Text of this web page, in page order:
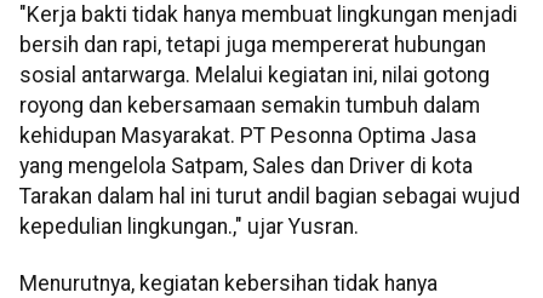
"Kerja bakti tidak hanya membuat lingkungan menjadi
bersih dan rapi, tetapi juga mempererat hubungan
sosial antarwarga. Melalui kegiatan ini, nilai gotong
royong dan kebersamaan semakin tumbuh dalam
kehidupan Masyarakat. PT Pesonna Optima Jasa
yang mengelola Satpam, Sales dan Driver di kota
Tarakan dalam hal ini turut andil bagian sebagai wujud
kepedulian lingkungan.," ujar Yusran.
Menurutnya, kegiatan kebersihan tidak hanya